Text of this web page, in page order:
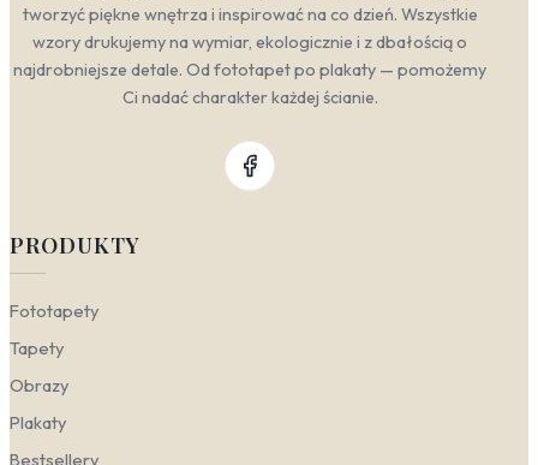
tworzyć piękne wnętrza i inspirować na co dzień. Wszystkie
wzory drukujemy na wymiar, ekologicznie i z dbałością o
najdrobniejsze detale. Od fototapet po plakaty — pomożemy
Ci nadać charakter każdej ścianie.
PRODUKTY
Fototapety
Tapety
Obrazy
Plakaty
Bestsellery